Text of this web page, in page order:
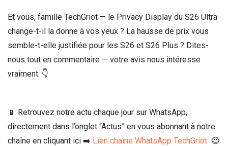
Et vous, famille TechGriot — le Privacy Display du S26 Ultra
change-t-il la donne à vos yeux ? La hausse de prix vous
semble-t-elle justifiée pour les S26 et S26 Plus ? Dites-
nous tout en commentaire — votre avis nous intéresse
vraiment. 👇
📱 Retrouvez notre actu chaque jour sur WhatsApp,
directement dans l’onglet “Actus” en vous abonnant à notre
chaîne en cliquant ici ➡️ Lien chaîne WhatsApp TechGriot 😉